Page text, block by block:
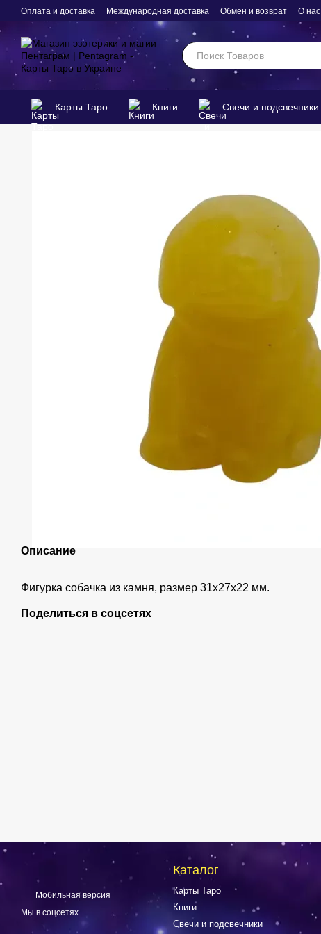
Перейти к основному контенту
Оплата и доставка Международная доставка Обмен и возврат О нас
Карты Таро Книги Свечи и подсвечники
Описание
Фигурка собачка из камня, размер 31х27х22 мм.
Поделиться в соцсетях
Мобильная версия
Мы в соцсетях
Каталог
Карты Таро
Книги
Свечи и подсвечники